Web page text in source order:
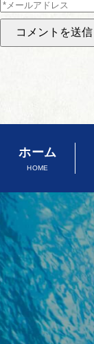
ホーム
HOME